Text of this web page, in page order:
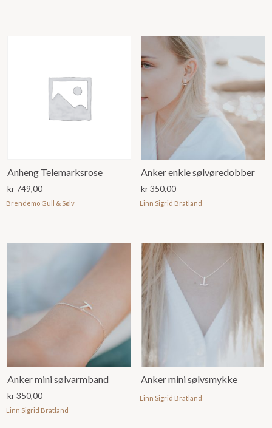
Anheng Telemarksrose
kr 749,00
Brendemo Gull & Sølv
Anker enkle sølvøredobber
kr350,00
Linn Sigrid Bratland
Anker mini sølvarmband
kr350,00
Linn Sigrid Bratland
Anker mini sølvsmykke
Linn Sigrid Bratland